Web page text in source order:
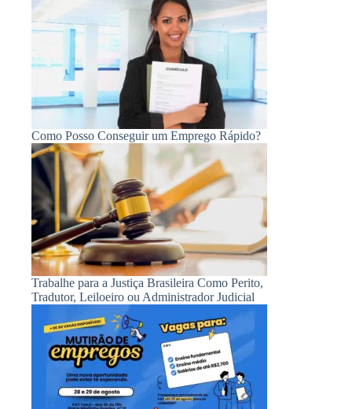
Como Posso Conseguir um Emprego Rápido?
Trabalhe para a Justiça Brasileira Como Perito,
Tradutor, Leiloeiro ou Administrador Judicial